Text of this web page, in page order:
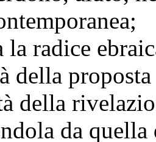
radice
della
della
da